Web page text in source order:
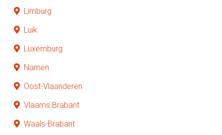
Limburg
Luik
Luxemburg
Namen
Oost-Vlaanderen
Vlaams Brabant
Waals-Brabant